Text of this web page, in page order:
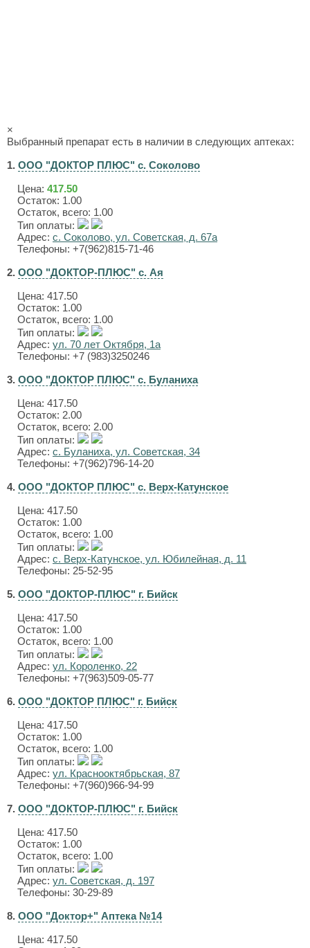
×
Выбранный препарат есть в наличии в следующих аптеках:
1. ООО "ДОКТОР ПЛЮС" с. Соколово
Цена: 417.50
Остаток: 1.00
Остаток, всего: 1.00
Тип оплаты:
Адрес: с. Соколово, ул. Советская, д. 67а
Телефоны: +7(962)815-71-46
2. ООО "ДОКТОР-ПЛЮС" с. Ая
Цена: 417.50
Остаток: 1.00
Остаток, всего: 1.00
Тип оплаты:
Адрес: ул. 70 лет Октября, 1а
Телефоны: +7 (983)3250246
3. ООО "ДОКТОР ПЛЮС" с. Буланиха
Цена: 417.50
Остаток: 2.00
Остаток, всего: 2.00
Тип оплаты:
Адрес: с. Буланиха, ул. Советская, 34
Телефоны: +7(962)796-14-20
4. ООО "ДОКТОР ПЛЮС" с. Верх-Катунское
Цена: 417.50
Остаток: 1.00
Остаток, всего: 1.00
Тип оплаты:
Адрес: с. Верх-Катунское, ул. Юбилейная, д. 11
Телефоны: 25-52-95
5. ООО "ДОКТОР-ПЛЮС" г. Бийск
Цена: 417.50
Остаток: 1.00
Остаток, всего: 1.00
Тип оплаты:
Адрес: ул. Короленко, 22
Телефоны: +7(963)509-05-77
6. ООО "ДОКТОР ПЛЮС" г. Бийск
Цена: 417.50
Остаток: 1.00
Остаток, всего: 1.00
Тип оплаты:
Адрес: ул. Краснооктябрьская, 87
Телефоны: +7(960)966-94-99
7. ООО "ДОКТОР-ПЛЮС" г. Бийск
Цена: 417.50
Остаток: 1.00
Остаток, всего: 1.00
Тип оплаты:
Адрес: ул. Советская, д. 197
Телефоны: 30-29-89
8. ООО "Доктор+" Аптека №14
Цена: 417.50